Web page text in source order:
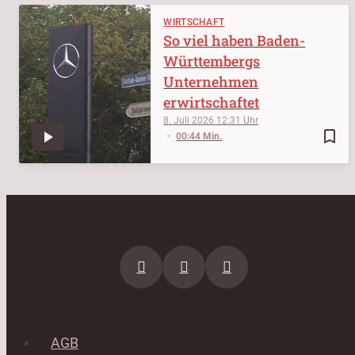
WIRTSCHAFT
bookmark_border
8. Juli 2026 12:31
00:44 Min.
So viel haben Baden-
Württembergs
Unternehmen
erwirtschaftet
AGB